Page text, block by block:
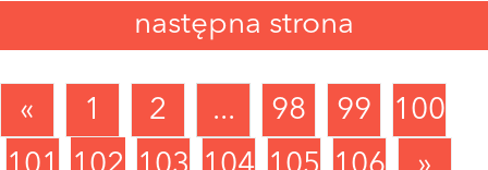
następna strona
« 1 2 ... 98 99
100